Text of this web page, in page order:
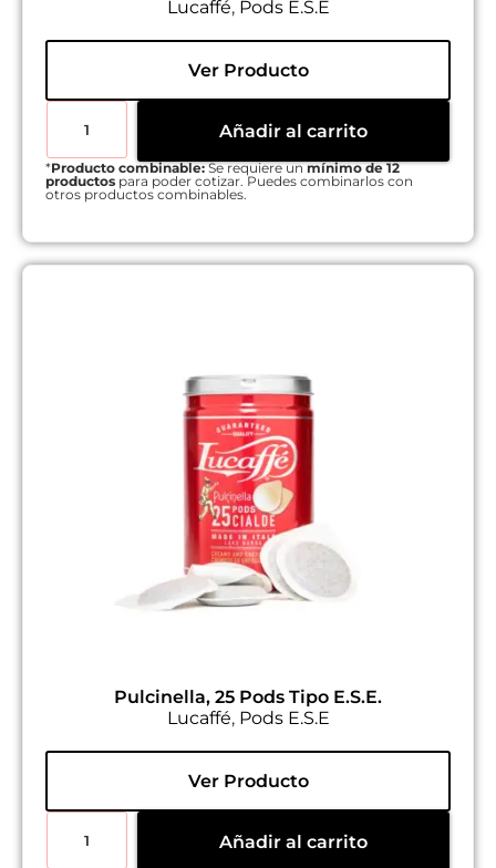
Lucaffé, Pods E.S.E
Ver Producto
Añadir al carrito
*Producto combinable:Se requiere unmínimo de 12
productos para poder cotizar. Puedes combinarlos con
otros productos combinables.
Pulcinella, 25 Pods Tipo E.S.E.
Lucaffé, Pods E.S.E
Ver Producto
Añadir al carrito